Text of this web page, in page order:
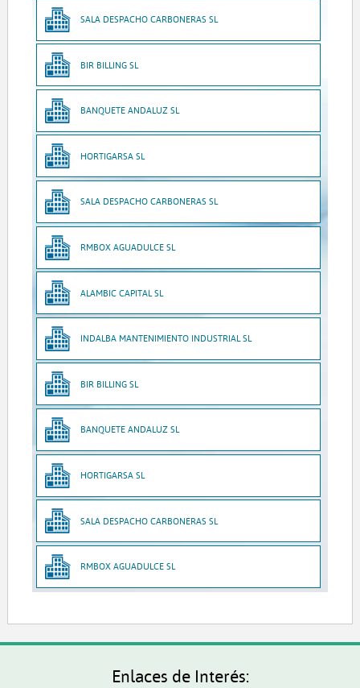
SALA DESPACHO CARBONERAS SL
BIR BILLING SL
BANQUETE ANDALUZ SL
HORTIGARSA SL
SALA DESPACHO CARBONERAS SL
RMBOX AGUADULCE SL
ALAMBIC CAPITAL SL
INDALBA MANTENIMIENTO INDUSTRIAL SL
BIR BILLING SL
BANQUETE ANDALUZ SL
HORTIGARSA SL
SALA DESPACHO CARBONERAS SL
RMBOX AGUADULCE SL
Enlaces de Interés: